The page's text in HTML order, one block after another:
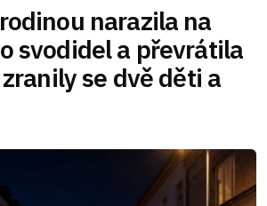
narazila na
svodidel a převrátila
se dvě děti a